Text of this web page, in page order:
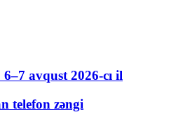
avqust 2026-cı il
telefon zəngi